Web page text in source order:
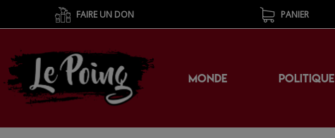
FAIRE UN DON PANIER
MONDE POLITIQUE